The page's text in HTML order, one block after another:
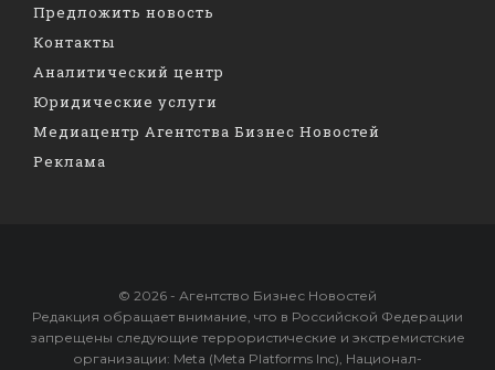
Предложить новость
Контакты
Аналитический центр
Юридические услуги
Медиацентр Агентства Бизнес Новостей
Реклама
© 2026 - Агентство Бизнес Новостей
Редакция обращает внимание, что в Российской Федерации
запрещены следующие террористические и экстремистские
организации: Meta (Meta Platforms Inc), Национал-